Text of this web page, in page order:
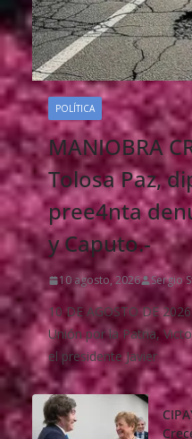
POLÍTICA
MANIOBRA
Tolosa Paz,
pree4nta
y Caputo.-
10 agosto, 2026 Sergio
10 DE AGOSTO DE
Unión por la Patria,
el presidente Javier